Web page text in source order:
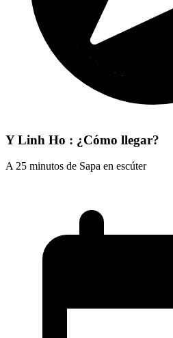
Y Linh Ho : ¿Cómo llegar?
A 25 minutos de Sapa en escúter